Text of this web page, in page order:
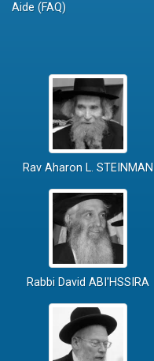
Aide (FAQ)
Rav Aharon L. STEINMAN
Rabbi David ABI'HSSIRA